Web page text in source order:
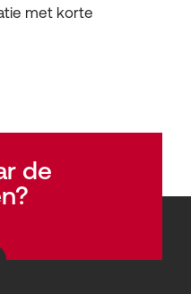
met korte
de